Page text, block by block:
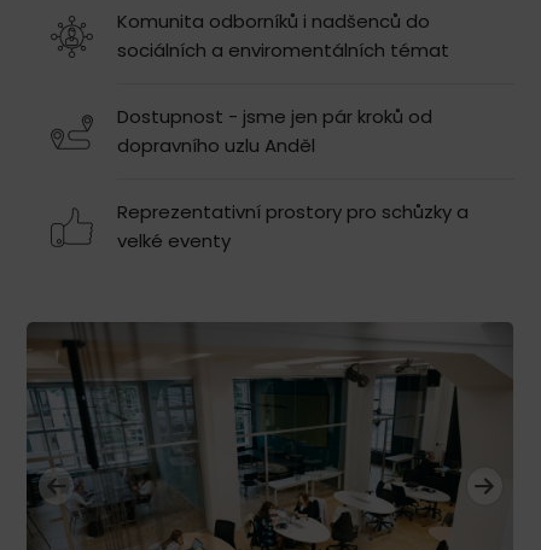
Komunita odborníků i nadšenců do
sociálních a enviromentálních témat
Dostupnost - jsme jen pár kroků od
dopravního uzlu Anděl
Reprezentativní prostory pro schůzky a
velké eventy